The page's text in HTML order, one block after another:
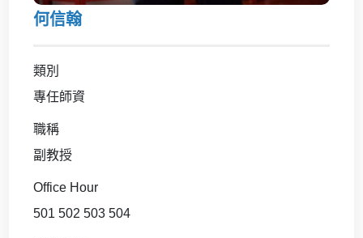
何信翰
類別
專任師資
職稱
副教授
Office Hour
501 502 503 504